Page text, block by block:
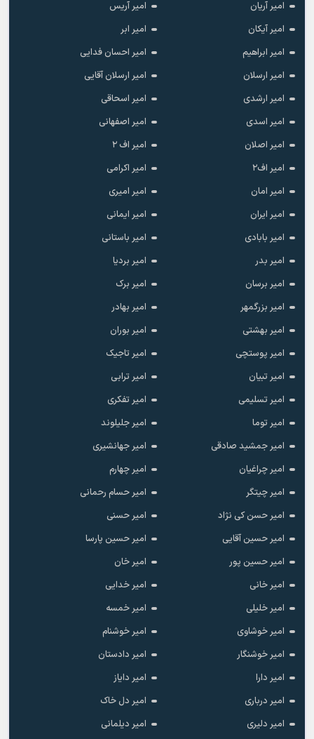
امیر آریان
امیر آریس
امیر آیکان
امیر ابر
امیر ابراهیم
امیر احسان فدایی
امیر ارسلان
امیر ارسلان آقایی
امیر ارشدی
امیر اسحاقی
امیر اسدی
امیر اصفهانی
امیر اصلان
امیر اف ۲
امیر اف۲
امیر اکرامی
امیر امان
امیر امیری
امیر ایران
امیر ایمانی
امیر بابادی
امیر باستانی
امیر بدر
امیر بردیا
امیر برسان
امیر برک
امیر بزرگمهر
امیر بهادر
امیر بهشتی
امیر بوران
امیر پوستچی
امیر تاجیک
امیر تبیان
امیر ترابی
امیر تسلیمی
امیر تفکری
امیر توما
امیر جلیلوند
امیر جمشید صادقی
امیر جهانشیری
امیر چراغیان
امیر چهارم
امیر چیتگر
امیر حسام رحمانی
امیر حسن کی نژاد
امیر حسنی
امیر حسین آقایی
امیر حسین پارسا
امیر حسین پور
امیر خان
امیر خانی
امیر خدایی
امیر خلیلی
امیر خمسه
امیر خوشاوی
امیر خوشنام
امیر خوشنگار
امیر دادستان
امیر دارا
امیر دایاز
امیر درباری
امیر دل خاک
امیر دلیری
امیر دیلمانی